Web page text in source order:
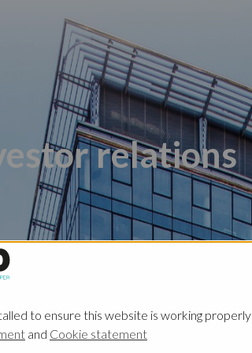
relations
Invest
to ensure this website is working properly
and Cookie statement